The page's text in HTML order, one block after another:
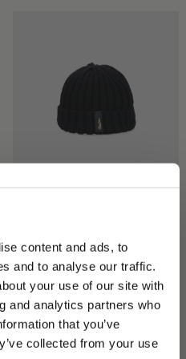
content and ads, to
and to analyse our traffic.
your use of our site with
and analytics partners who
that you’ve
collected from your use
+1